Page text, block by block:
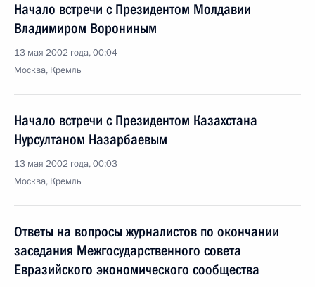
Начало встречи с Президентом Молдавии
Владимиром Ворониным
13 мая 2002 года, 00:04
Москва, Кремль
Начало встречи с Президентом Казахстана
Нурсултаном Назарбаевым
13 мая 2002 года, 00:03
Москва, Кремль
Ответы на вопросы журналистов по окончании
заседания Межгосударственного совета
Евразийского экономического сообщества